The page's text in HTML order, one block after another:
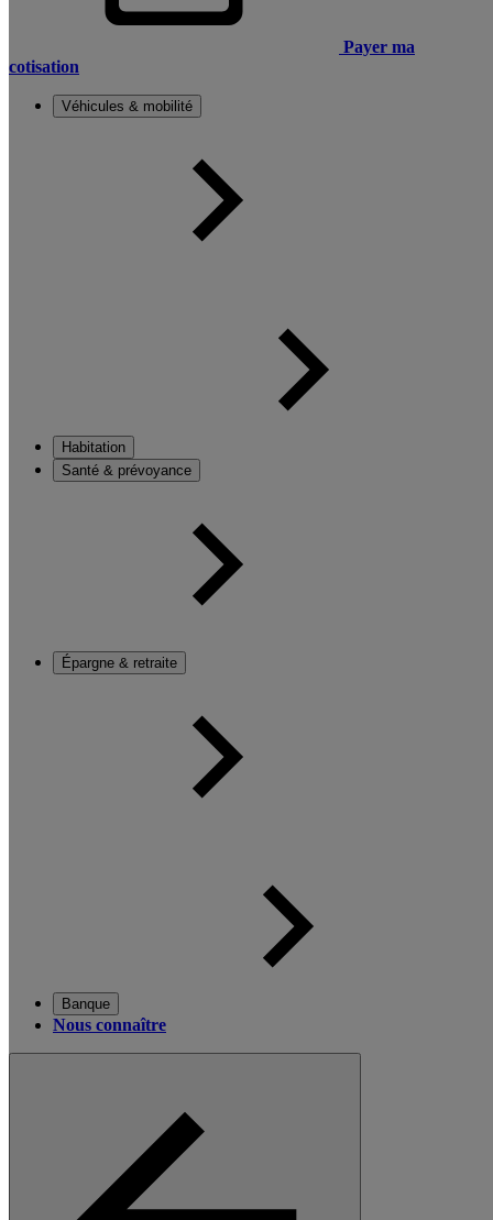
Payer ma
cotisation
Véhicules & mobilité
Habitation
Santé & prévoyance
Épargne & retraite
Banque
Nous connaître